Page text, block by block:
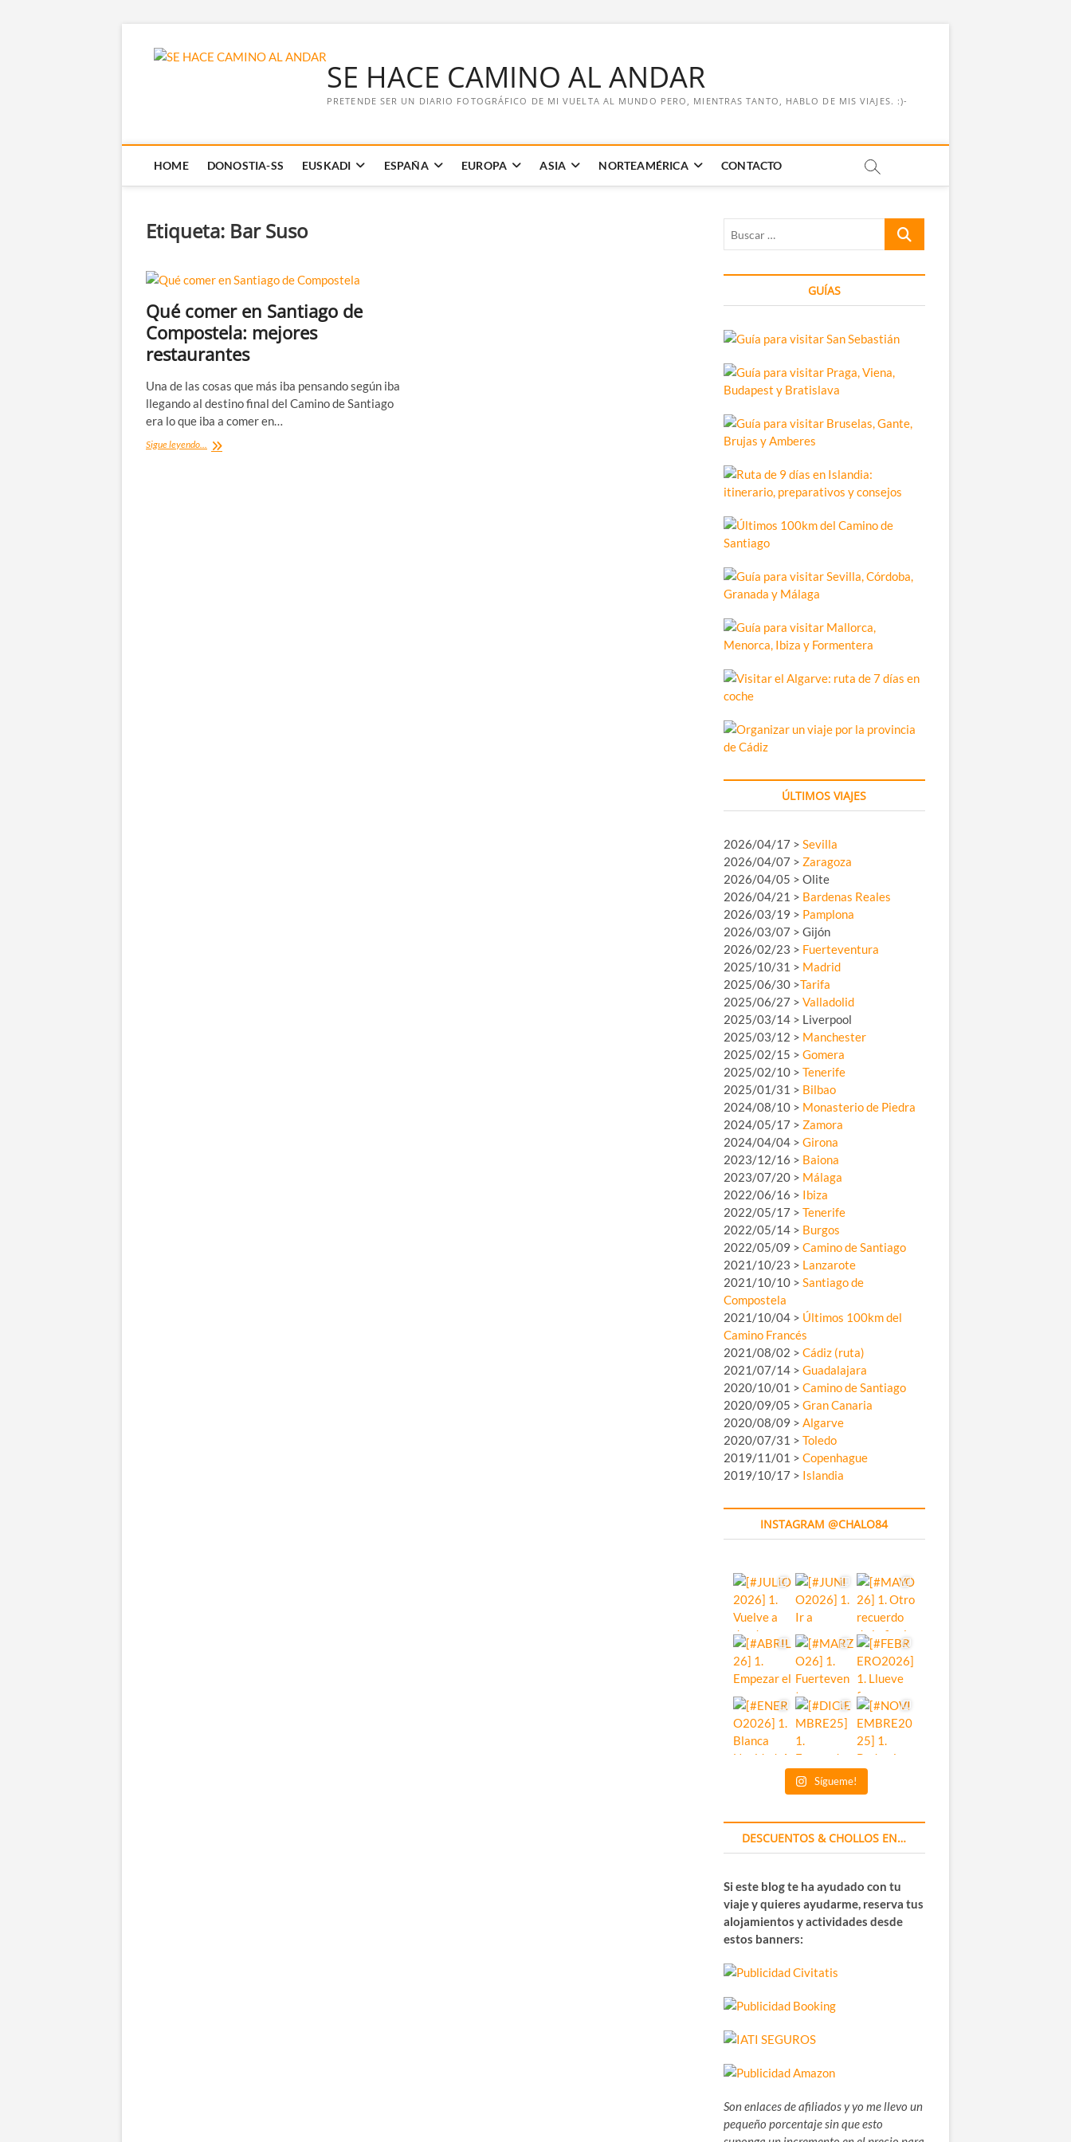
SE HACE CAMINO AL ANDAR
PRETENDE SER UN DIARIO FOTOGRÁFICO DE MI VUELTA AL MUNDO PERO, MIENTRAS TANTO, HABLO DE MIS VIAJES. :)-
HOME DONOSTIA-SS EUSKADI ESPAÑA EUROPA ASIA NORTEAMÉRICA CONTACTO
Etiqueta: Bar Suso
Qué comer en Santiago de
Compostela: mejores
restaurantes
Una de las cosas que más iba pensando según iba
llegando al destino final del Camino de Santiago
era lo que iba a comer en…
Sigue leyendo... Qué
Buscar
GUÍAS
ÚLTIMOS VIAJES
2026/04/17 > Sevilla
2026/04/07 > Zaragoza
2026/04/05 > Olite
2026/04/21 > Bardenas Reales
2026/03/19 > Pamplona
2026/03/07 > Gijón
2026/02/23 > Fuerteventura
2025/10/31 > Madrid
2025/06/30 >Tarifa
2025/06/27 > Valladolid
2025/03/14 > Liverpool
2025/03/12 > Manchester
2025/02/15 > Gomera
2025/02/10 > Tenerife
2025/01/31 > Bilbao
2024/08/10 > Monasterio de Piedra
2024/05/17 > Zamora
2024/04/04 > Girona
2023/12/16 > Baiona
2023/07/20 > Málaga
2022/06/16 > Ibiza
2022/05/17 > Tenerife
2022/05/14 > Burgos
2022/05/09 > Camino de Santiago
2021/10/23 > Lanzarote
2021/10/10 > Santiago de
Compostela
2021/10/04 > Últimos 100km del
Camino Francés
2021/08/02 > Cádiz (ruta)
2021/07/14 > Guadalajara
2020/10/01 > Camino de Santiago
2020/09/05 > Gran Canaria
2020/08/09 > Algarve
2020/07/31 > Toledo
2019/11/01 > Copenhague
2019/10/17 > Islandia
INSTAGRAM @CHALO84
Sígueme!
DESCUENTOS & CHOLLOS EN…
Si este blog te ha ayudado con tu
viaje y quieres ayudarme, reserva tus
alojamientos y actividades desde
estos banners:
Son enlaces de afiliados y yo me llevo un
pequeño porcentaje sin que esto